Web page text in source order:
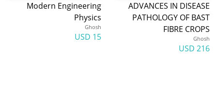
ADVANCES IN DISEASE
PATHOLOGY OF BAST
FIBRE CROPS
Ghosh
216 USD
Modern Engineering
Physics
Ghosh
15 USD